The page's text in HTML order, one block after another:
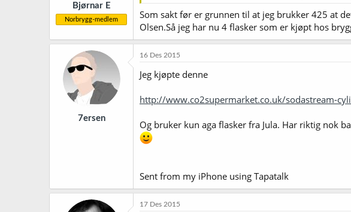
Bjørnar E
Norbrygg-medlem
Som sakt før er grunnen til at jeg brukker 425 at
Olsen.Så jeg har nu 4 flasker som er kjøpt hos
7ersen
16 Des 2015
Jeg kjøpte denne
http://www.co2supermarket.co.uk/sodastream-
Og bruker kun aga flasker fra Jula. Har riktig nok
Sent from my iPhone using Tapatalk
17 Des 2015